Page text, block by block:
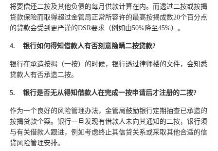
将要偿还二按及其他负债的每月供款计算在内。而透过二按或按揭
贷款保险而取得超过金管局正常所容许的最高按揭成数20个百分点
的贷款会受到更严谨的DSR要求（例如由50%降至45%）。
4. 银行如何得知借款人有否刻意隐瞒二按贷款?
银行在承造按揭（一按）的时候，银行透过律师楼的文件，会知悉
贷款人有否承造二按。
5. 银行是否无从得知借款人在完成一按申请后才注册的二按?
作为一个良好的风险管理办法，金管局鼓励银行定期抽查已承造的
按揭贷款个案。银行一旦发现有借款人未向其通知的二按，银行须
与有关借款人跟进，例如考虑终止其信贷关系或采取其他合适的信
贷风险管理安排。